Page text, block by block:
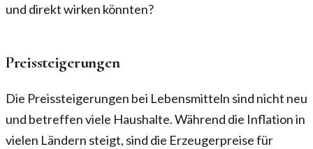
und direkt wirken könnten?
Preissteigerungen
Die Preissteigerungen bei Lebensmitteln sind nicht neu
und betreffen viele Haushalte. Während die Inflation in
vielen Ländern steigt, sind die Erzeugerpreise für